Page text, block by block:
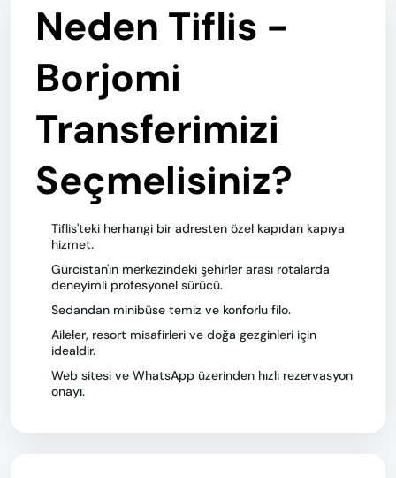
Neden Tiflis -
Borjomi
Transferimizi
Seçmelisiniz?
Tiflis'teki herhangi bir adresten özel kapıdan kapıya
hizmet.
Gürcistan'ın merkezindeki şehirler arası rotalarda
deneyimli profesyonel sürücü.
Sedandan minibüse temiz ve konforlu filo.
Aileler, resort misafirleri ve doğa gezginleri için
idealdir.
Web sitesi ve WhatsApp üzerinden hızlı rezervasyon
onayı.